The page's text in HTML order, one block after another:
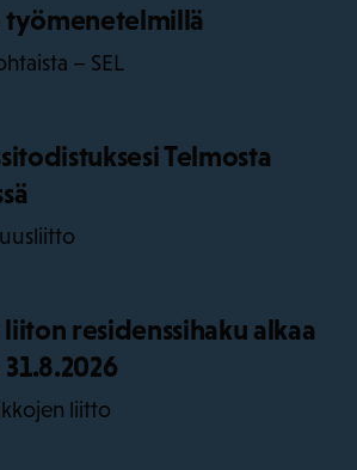
työmenetelmillä
– SEL
Telmosta
residenssihaku alkaa
liitto